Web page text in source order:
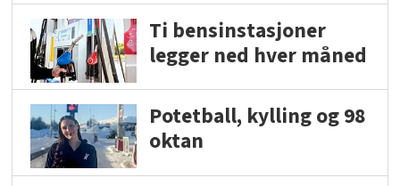
Ti bensinstasjoner
legger ned hver måned
Potetball, kylling og 98
oktan